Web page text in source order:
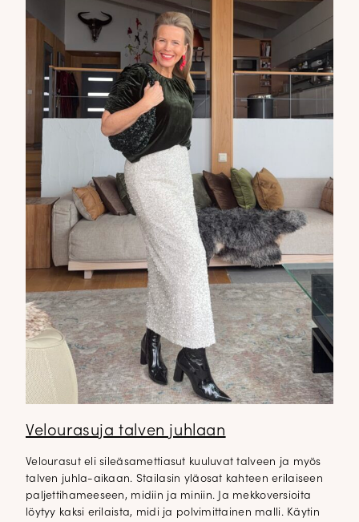
Velourasuja talven juhlaan
Velourasut eli sileäsamettiasut kuuluvat talveen ja myös
talven juhla-aikaan. Stailasin yläosat kahteen erilaiseen
paljettihameeseen, midiin ja miniin. Ja mekkoversioita
löytyy kaksi erilaista, midi ja polvimittainen malli. Käytin